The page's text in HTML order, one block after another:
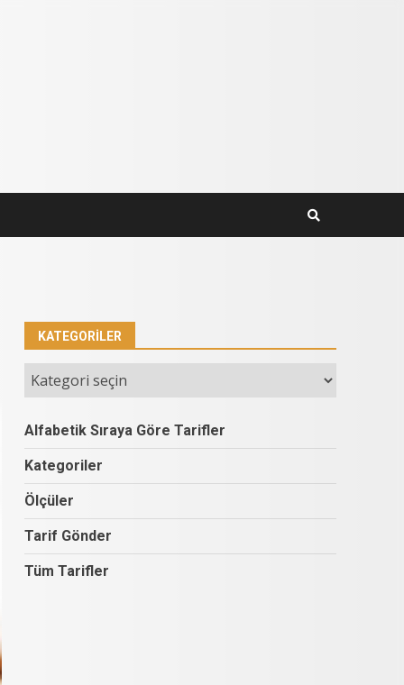
KATEGORILER
Kategoriler
Alfabetik Sıraya Göre Tarifler
Kategoriler
Ölçüler
Tarif Gönder
Tüm Tarifler